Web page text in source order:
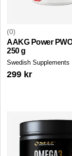
0
AAKG Power
250 g
Swedish Supplements
299 kr